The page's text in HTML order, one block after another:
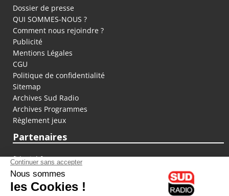
Dossier de presse
QUI SOMMES-NOUS ?
Comment nous rejoindre ?
Publicité
Mentions Légales
CGU
Politique de confidentialité
Sitemap
Archives Sud Radio
Archives Programmes
Règlement jeux
Partenaires
fiducial.fr
lyoncapitale.fr
olympique-et-lyonnais.com